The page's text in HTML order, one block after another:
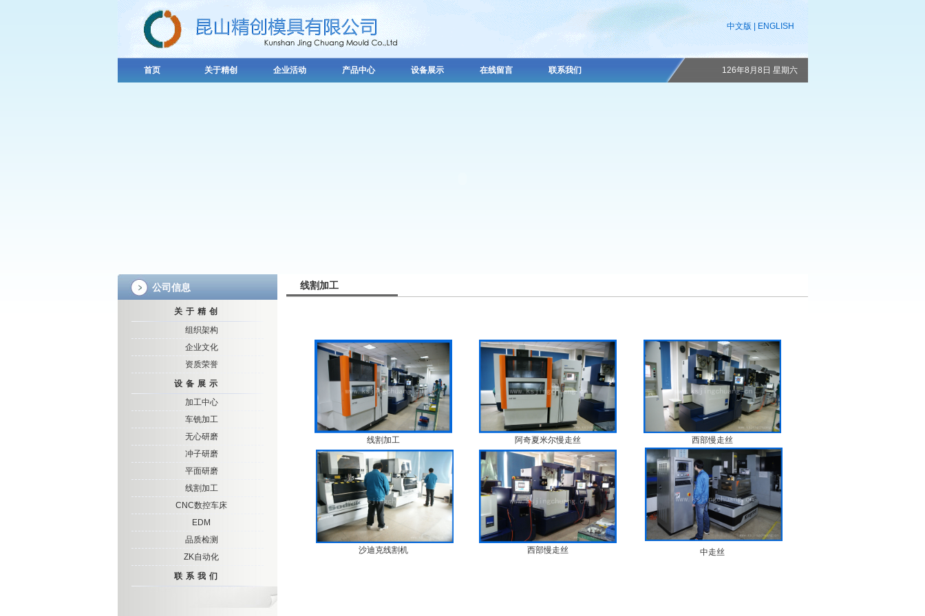
中文版|ENGLISH
首页 关于精创 企业活动 产品中心 设备展示 在线留言 联系我们 126年8月8日 星期六
公司信息
关于精创
组织架构
企业文化
资质荣誉
设备展示
加工中心
车铣加工
无心研磨
冲子研磨
平面研磨
线割加工
CNC数控车床
EDM
品质检测
ZK自动化
联系我们
线割加工
线割加工 阿奇夏米尔慢走丝 西部慢走丝
沙迪克线割机 西部慢走丝 中走丝